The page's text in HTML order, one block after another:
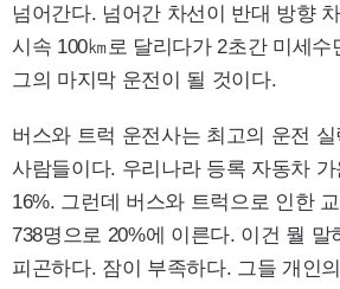
넘어간다. 넘어간 차선이 반대 방향
시속 100㎞로 달리다가 2초간 미세
그의 마지막 운전이 될 것이다.
버스와 트럭 운전사는 최고의 운전
사람들이다. 우리나라 등록 자동차
16%. 그런데 버스와 트럭으로 인한
738명으로 20%에 이른다. 이건 뭘 말
피곤하다. 잠이 부족하다. 그들 개인